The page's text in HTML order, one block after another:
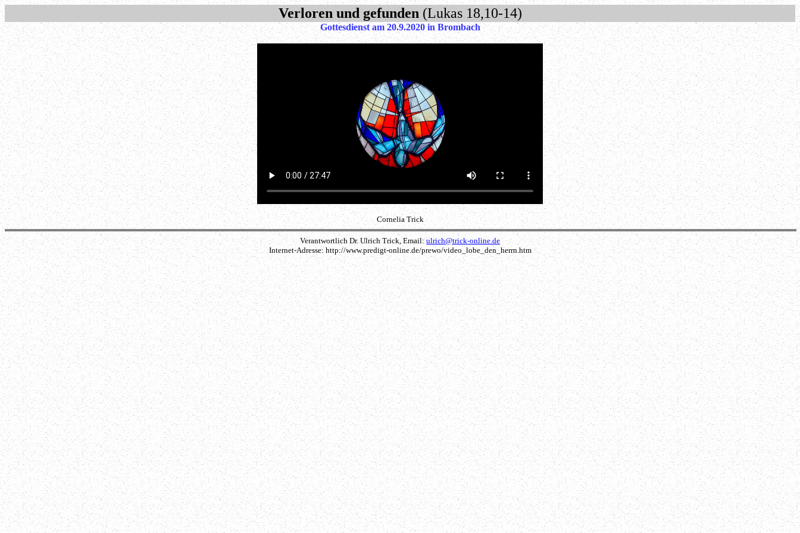
Verloren und gefunden (Lukas 18,10-14)
Gottesdienst am 20.9.2020 in Brombach
Cornelia Trick
Verantwortlich Dr. Ulrich Trick, Email: ulrich@trick-online.de
Internet-Adresse: http://www.predigt-online.de/prewo/video_lobe_den_herrn.htm